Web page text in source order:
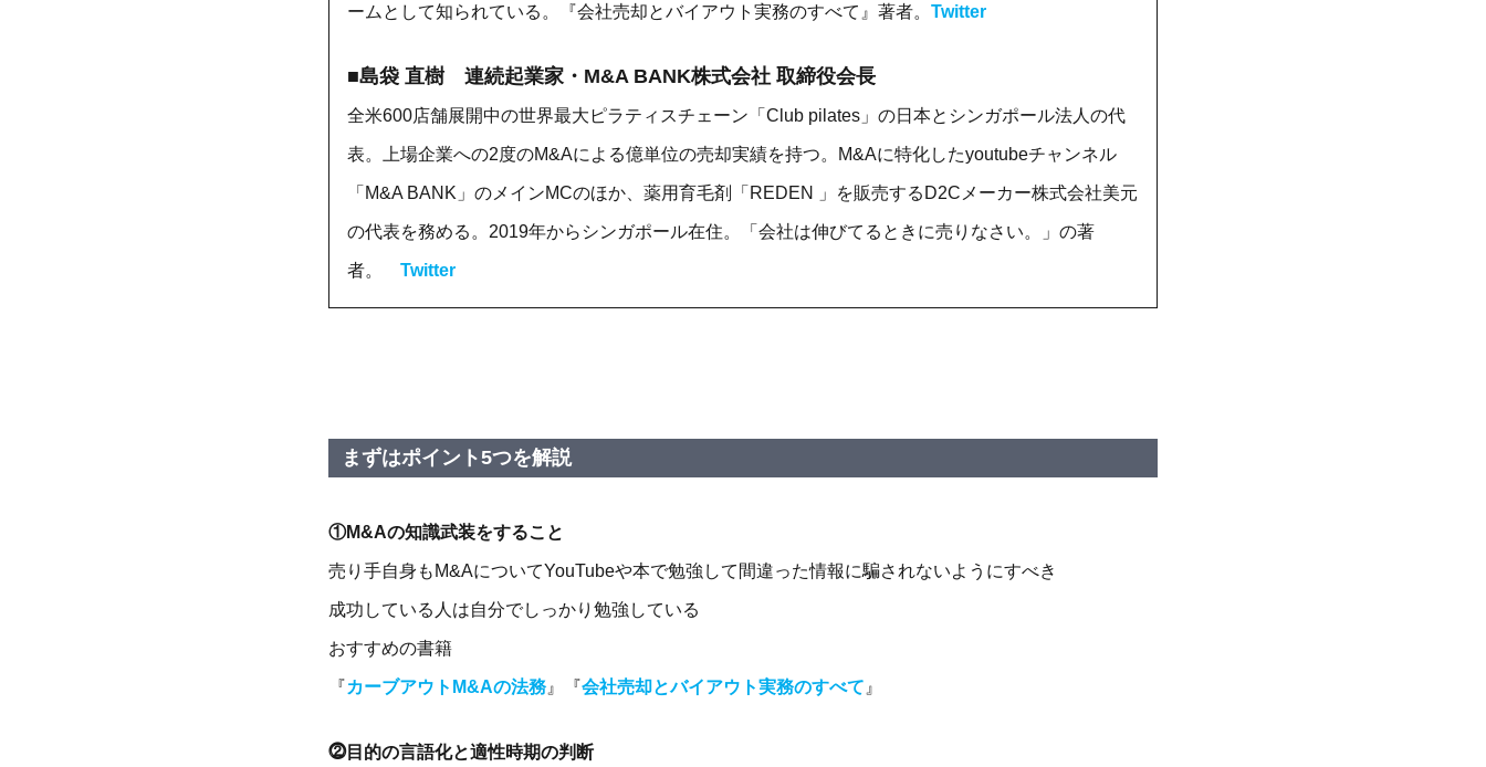
ームとして知られている。『会社売却とバイアウト実務のすべて』著者。 Twitter
■島袋 直樹 連続起業家・M&A BANK株式会社 取締役会長
全米600店舗展開中の世界最大ピラティスチェーン「Club pilates」の日本とシンガポール法人の代
表。上場企業への2度のM&Aによる億単位の売却実績を持つ。M&Aに特化したyoutubeチャンネル
「M&A BANK」のメインMCのほか、薬用育毛剤「REDEN 」を販売するD2Cメーカー株式会社美元
の代表を務める。2019年からシンガポール在住。「会社は伸びてるときに売りなさい。」の著
者。 Twitter
まずはポイント5つを解説
①M&Aの知識武装をすること
売り手自身もM&AについてYouTubeや本で勉強して 間違った情報に騙されないようにすべき
成功している人は自分でしっかり勉強している
おすすめの書籍
『カーブアウトM&Aの法務 』『会社売却とバイアウト実務のすべて 』
⓶目的の言語化と適性時期の判断